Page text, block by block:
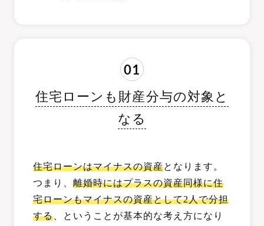
01
住宅ローンも財産分与の対象と
なる
住宅ローンはマイナスの資産となります。
つまり、離婚時にはプラスの資産同様に住
宅ローンもマイナスの資産として2人で分担
する 、ということが基本的な考え方になり